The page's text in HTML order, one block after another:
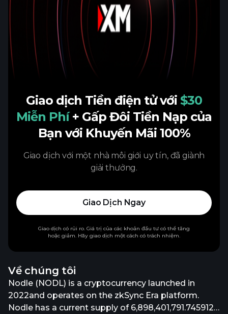
Về chúng tôi
Nodle (NODL) is a cryptocurrency launched in
2022and operates on the zkSync Era platform.
Nodle has a current supply of 6,898,401,791.745912
Giao dịch Tiền điện tử với $30
Miễn Phí + Gấp Đôi Tiền Nạp của
Bạn với Khuyến Mãi 100%
Giao dịch với một nhà môi giới uy tín, đã giành
giải thưởng.
Giao Dịch Ngay
Giao dịch có rủi ro. Giá trị của các khoản đầu tư có thể tăng
hoặc giảm. Hãy giao dịch một cách có trách nhiệm.